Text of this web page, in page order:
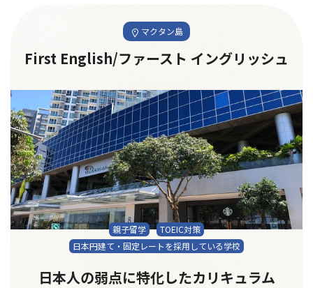
マクタン島
First English/ファースト イングリッシュ
親子留学
TOEIC対策
日本円建て・固定レートを採用している学校
日本人の弱点に特化したカリキュラム